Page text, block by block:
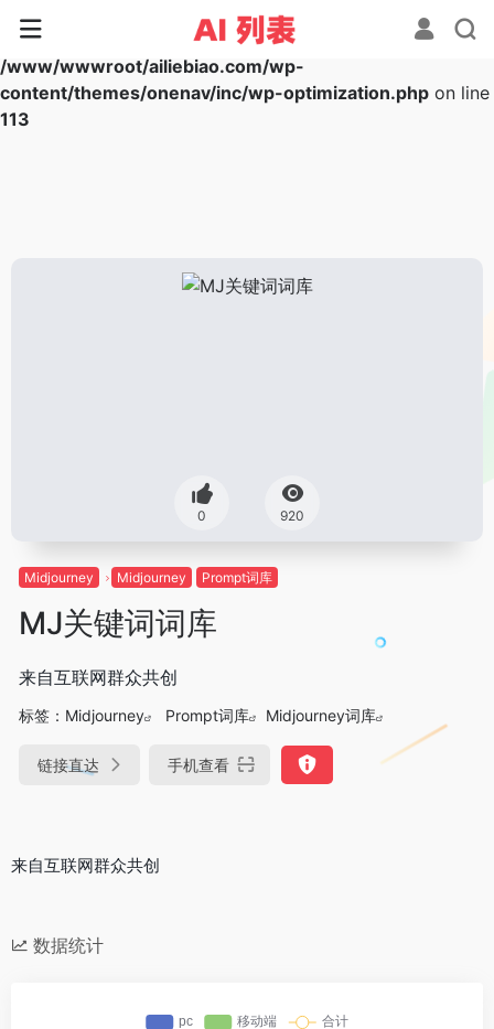
Warning
: Array to string conversion in
/www/wwwroot/ailiebiao.com/wp-
content/themes/onenav/inc/wp-optimization.php on line
113
0 920
Midjourney Midjourney Prompt词库
MJ关键词词库
来自互联网群众共创
标签： Midjourney Prompt词库 Midjourney词库
链接直达 手机查看
来自互联网群众共创
数据统计